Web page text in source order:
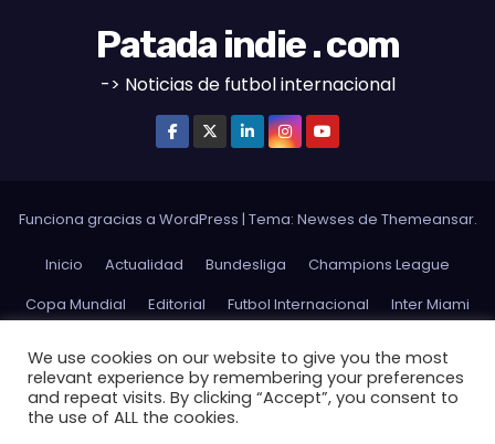
Patada indie . com
-> Noticias de futbol internacional
Funciona gracias a WordPress | Tema: Newses de Themeansar.
Inicio Actualidad Bundesliga
Champions League
Copa Mundial
Editorial Futbol Internacional
Inter Miami
Serie A
Sudamerica Futbol Argentino
USMNT
USWNT
Website Terms and Conditions of Use
We use cookies on our website to give you the most
relevant experience by remembering your preferences
and repeat visits. By clicking “Accept”, you consent to
the use of ALL the cookies.